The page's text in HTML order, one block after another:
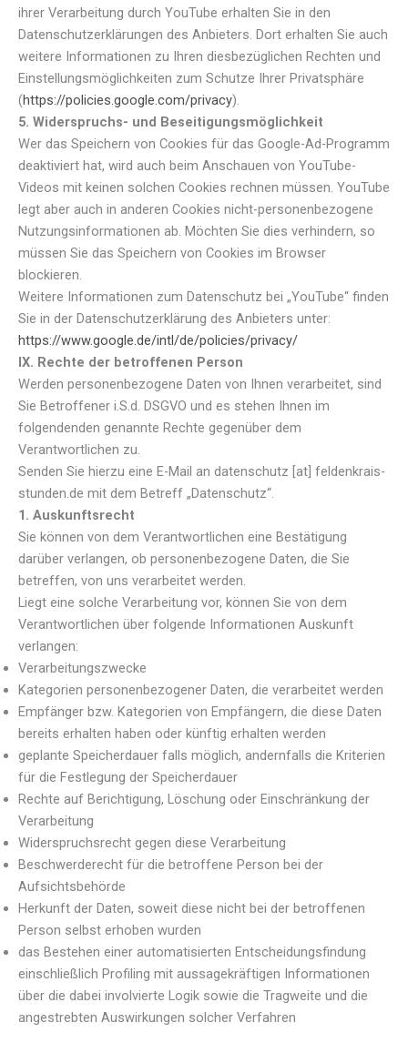
ihrer Verarbeitung durch YouTube erhalten Sie in den
Datenschutzerklärungen des Anbieters. Dort erhalten Sie auch
weitere Informationen zu Ihren diesbezüglichen Rechten und
Einstellungsmöglichkeiten zum Schutze Ihrer Privatsphäre
(https://policies.google.com/privacy).
5. Widerspruchs- und Beseitigungsmöglichkeit
Wer das Speichern von Cookies für das Google-Ad-Programm
deaktiviert hat, wird auch beim Anschauen von YouTube-
Videos mit keinen solchen Cookies rechnen müssen. YouTube
legt aber auch in anderen Cookies nicht-personenbezogene
Nutzungsinformationen ab. Möchten Sie dies verhindern, so
müssen Sie das Speichern von Cookies im Browser
blockieren.
Weitere Informationen zum Datenschutz bei „YouTube“ finden
Sie in der Datenschutzerklärung des Anbieters unter:
https://www.google.de/intl/de/policies/privacy/
IX. Rechte der betroffenen Person
Werden personenbezogene Daten von Ihnen verarbeitet, sind
Sie Betroffener i.S.d. DSGVO und es stehen Ihnen im
folgendenden genannte Rechte gegenüber dem
Verantwortlichen zu.
Senden Sie hierzu eine E-Mail an datenschutz [at] feldenkrais-
stunden.de mit dem Betreff „Datenschutz“.
1. Auskunftsrecht
Sie können von dem Verantwortlichen eine Bestätigung
darüber verlangen, ob personenbezogene Daten, die Sie
betreffen, von uns verarbeitet werden.
Liegt eine solche Verarbeitung vor, können Sie von dem
Verantwortlichen über folgende Informationen Auskunft
verlangen:
Verarbeitungszwecke
Kategorien personenbezogener Daten, die verarbeitet werden
Empfänger bzw. Kategorien von Empfängern, die diese Daten
bereits erhalten haben oder künftig erhalten werden
geplante Speicherdauer falls möglich, andernfalls die Kriterien
für die Festlegung der Speicherdauer
Rechte auf Berichtigung, Löschung oder Einschränkung der
Verarbeitung
Widerspruchsrecht gegen diese Verarbeitung
Beschwerderecht für die betroffene Person bei der
Aufsichtsbehörde
Herkunft der Daten, soweit diese nicht bei der betroffenen
Person selbst erhoben wurden
das Bestehen einer automatisierten Entscheidungsfindung
einschließlich Profiling mit aussagekräftigen Informationen
über die dabei involvierte Logik sowie die Tragweite und die
angestrebten Auswirkungen solcher Verfahren